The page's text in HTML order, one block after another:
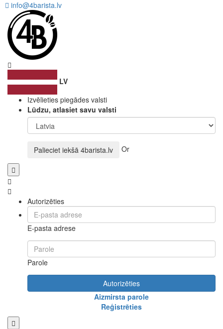
info@4barista.lv
LV
Izvēlieties piegādes valsti
Lūdzu, atlasiet savu valsti
Palieciet iekšā 4barista.lv Or
Autorizēties
E-pasta adrese
Parole
Autorizēties
Aizmirsta parole
Reģistrēties